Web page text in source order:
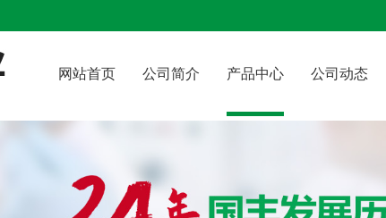
网站首页 公司简介 产品中心 公司动态